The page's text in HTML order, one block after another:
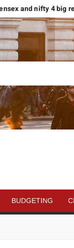
and nifty 4 big
BUDGETING